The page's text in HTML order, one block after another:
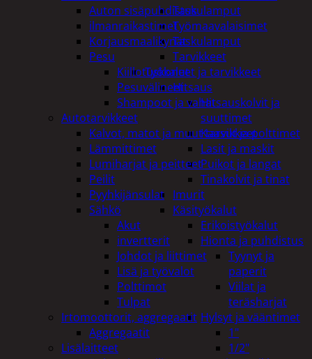
Taskulamput
Työmaavalaisimet
Taskulamput
Tarvikkeet
Työkalut
Hitsaus
Hitsauskolvit ja
suuttimet
Kaasut ja polttimet
Lasit ja maskit
Puikot ja langat
Tinakolvit ja tinat
Imurit
Käsityökalut
Erikoistyökalut
Hionta ja puhdistus
Tyynyt ja
paperit
Viilat ja
teräsharjat
Hylsyt ja vääntimet
1"
1/2"
Auton sisäpuhdistus
ilmanraikastimet
Korjausmaalikynät
Pesu
Kiillotuskoneet ja tarvikkeet
Pesuvälineet
Shampoot ja vahat
Autotarvikkeet
Kalvot, matot ja muut tarvikkeet
Lämmittimet
Lumiharjat ja peitteet
Peilit
Pyyhkijänsulat
Sähkö
Akut
invertterit
Johdot ja liittimet
Lisä ja työvalot
Polttimot
Tulpat
Irtomoottorit, aggregaatit
Aggregaatit
Lisälaitteet